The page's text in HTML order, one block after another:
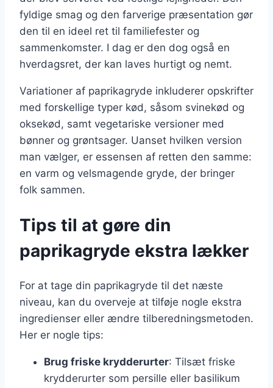
fyldige smag og den farverige præsentation gør
den til en ideel ret til familiefester og
sammenkomster. I dag er den dog også en
hverdagsret, der kan laves hurtigt og nemt.
Variationer af paprikagryde inkluderer opskrifter
med forskellige typer kød, såsom svinekød og
oksekød, samt vegetariske versioner med
bønner og grøntsager. Uanset hvilken version
man vælger, er essensen af retten den samme:
en varm og velsmagende gryde, der bringer
folk sammen.
Tips til at gøre din
paprikagryde ekstra lækker
For at tage din paprikagryde til det næste
niveau, kan du overveje at tilføje nogle ekstra
ingredienser eller ændre tilberedningsmetoden.
Her er nogle tips:
Brug friske krydderurter: Tilsæt friske
krydderurter som persille eller basilikum